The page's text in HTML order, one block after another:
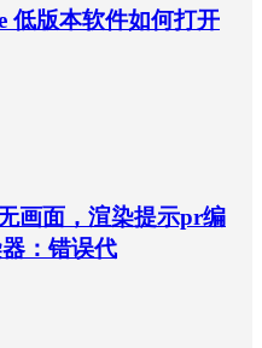
低版本软件如何打开
画面，渲染提示pr编
：错误代